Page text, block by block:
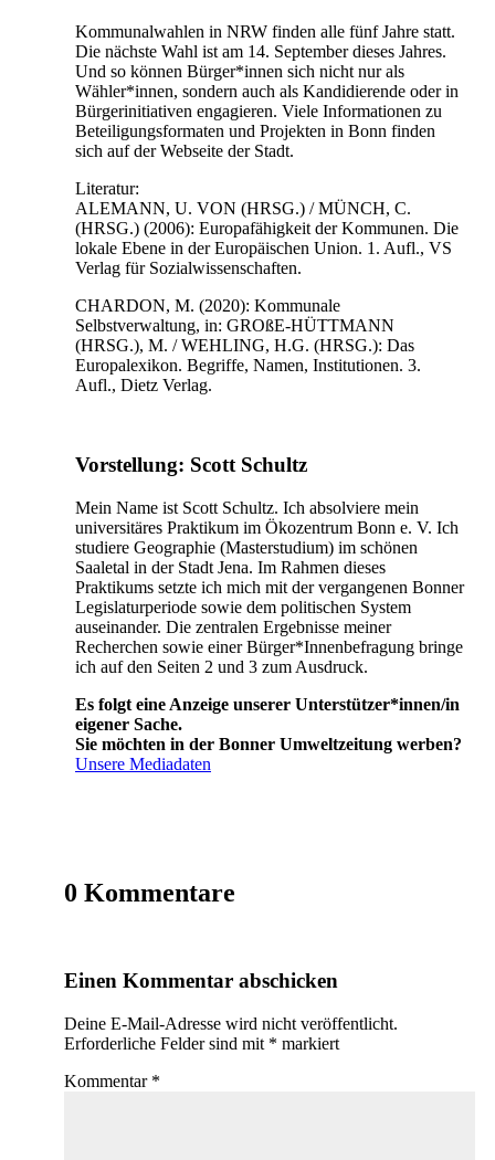
Kommunalwahlen in NRW finden alle fünf Jahre statt.
Die nächste Wahl ist am 14. September dieses Jahres.
Und so können Bürger*innen sich nicht nur als
Wähler*innen, sondern auch als Kandidierende oder in
Bürgerinitiativen engagieren. Viele Informationen zu
Beteiligungsformaten und Projekten in Bonn finden
sich auf der Webseite der Stadt.
Literatur:
ALEMANN, U. VON (HRSG.) / MÜNCH, C.
(HRSG.) (2006): Europafähigkeit der Kommunen. Die
lokale Ebene in der Europäischen Union. 1. Aufl., VS
Verlag für Sozialwissenschaften.
CHARDON, M. (2020): Kommunale
Selbstverwaltung, in: GROßE-HÜTTMANN
(HRSG.), M. / WEHLING, H.G. (HRSG.): Das
Europalexikon. Begriffe, Namen, Institutionen. 3.
Aufl., Dietz Verlag.
Vorstellung: Scott Schultz
Mein Name ist Scott Schultz. Ich absolviere mein
universitäres Praktikum im Ökozentrum Bonn e. V. Ich
studiere Geographie (Masterstudium) im schönen
Saaletal in der Stadt Jena. Im Rahmen dieses
Praktikums setzte ich mich mit der vergangenen Bonner
Legislaturperiode sowie dem politischen System
auseinander. Die zentralen Ergebnisse meiner
Recherchen sowie einer Bürger*Innenbefragung bringe
ich auf den Seiten 2 und 3 zum Ausdruck.
Es folgt eine Anzeige unserer Unterstützer*innen/in
eigener Sache.
Sie möchten in der Bonner Umweltzeitung werben?
Unsere Mediadaten
0 Kommentare
Einen Kommentar abschicken
Deine E-Mail-Adresse wird nicht veröffentlicht.
Erforderliche Felder sind mit * markiert
Kommentar *